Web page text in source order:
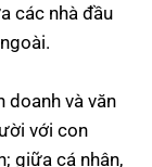
các nhà đầu
doanh và văn
với con
giữa cá nhân,